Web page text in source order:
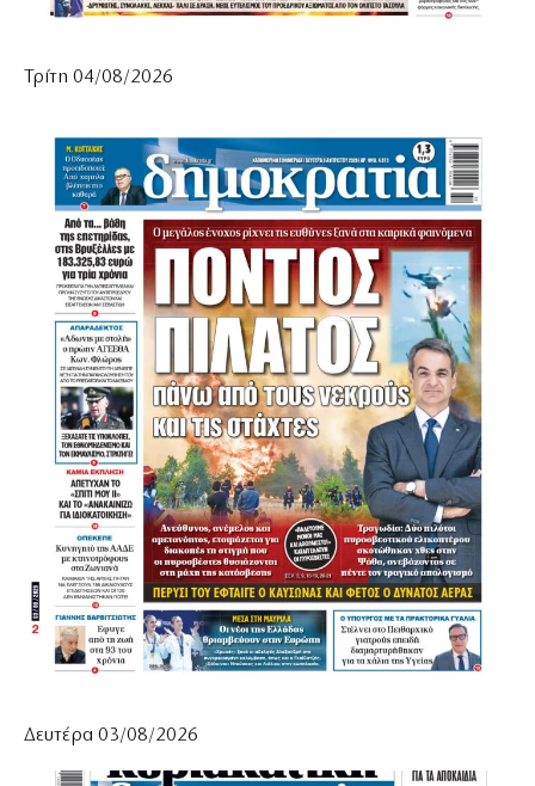
Τρίτη 04/08/2026
Δευτέρα 03/08/2026